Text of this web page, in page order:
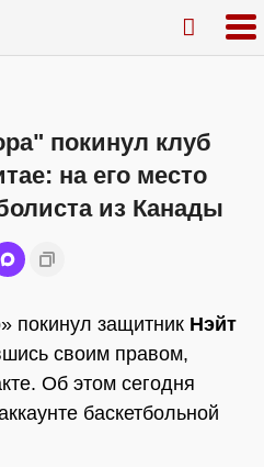
покинул клуб
на его место
из Канады
покинул защитник Нэйт
своим правом,
Об этом сегодня
баскетбольной